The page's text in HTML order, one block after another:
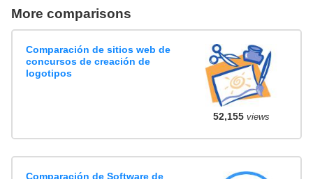
More comparisons
Comparación de sitios web de
concursos de creación de
logotipos
52,155views
Comparación de Software de